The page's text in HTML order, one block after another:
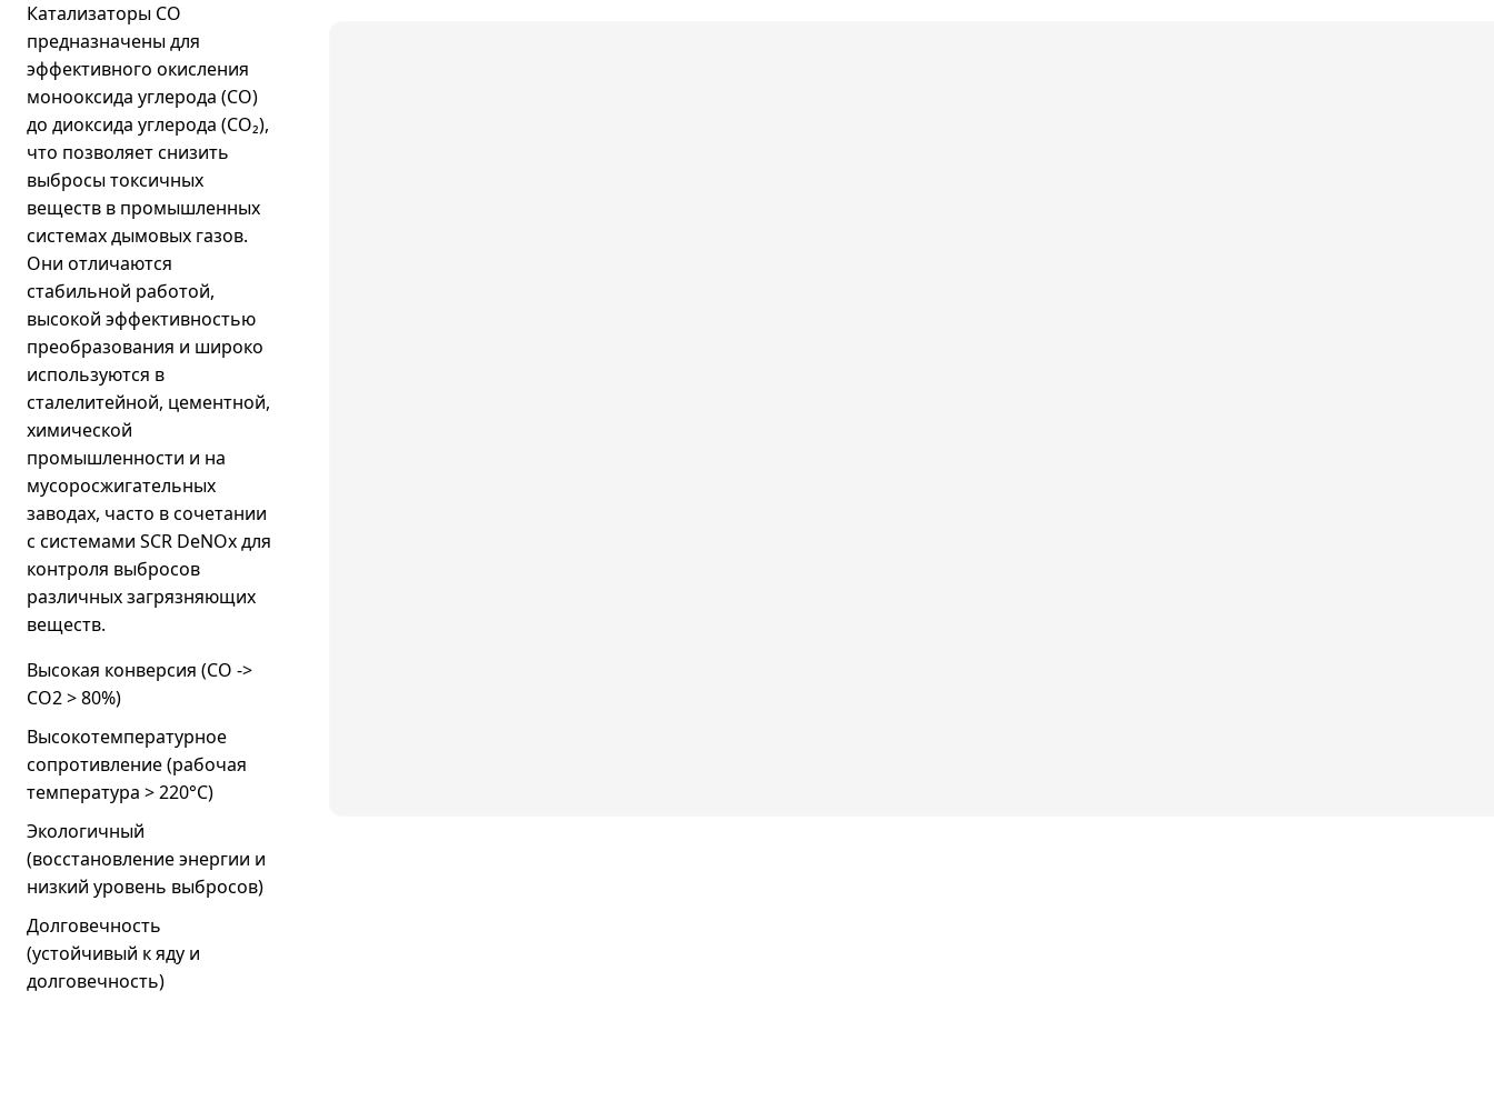
Катализаторы CO
предназначены для
эффективного окисления
монооксида углерода (CO)
до диоксида углерода (CO₂),
что позволяет снизить
выбросы токсичных
веществ в промышленных
системах дымовых газов.
Они отличаются
стабильной работой,
высокой эффективностью
преобразования и широко
используются в
сталелитейной, цементной,
химической
промышленности и на
мусоросжигательных
заводах, часто в сочетании
с системами SCR DeNOx для
контроля выбросов
различных загрязняющих
веществ.
Высокая конверсия (CO ->
CO2 > 80%)
Высокотемпературное
сопротивление (рабочая
температура > 220°C)
Экологичный
(восстановление энергии и
низкий уровень выбросов)
Долговечность
(устойчивый к яду и
долговечность)